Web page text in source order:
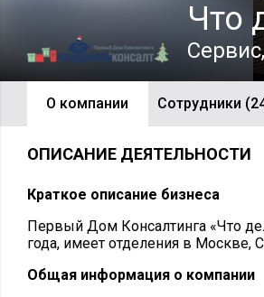
Что
О компании Сотрудники
ОПИСАНИЕ ДЕЯТЕЛЬНОСТИ
Краткое описание бизнеса
Первый Дом Консалтинга «Что
года, имеет отделения в Москве,
Общая информация о компании